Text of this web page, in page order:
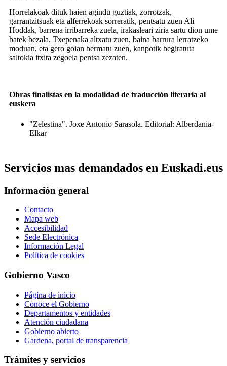
Horrelakoak dituk haien agindu guztiak, zorrotzak,
garrantzitsuak eta alferrekoak sorreratik, pentsatu zuen Ali
Hoddak, barrena irribarreka zuela, irakasleari ziria sartu dion ume
batek bezala. Txepenaka altxatu zuen, baina barrura lerratzeko
moduan, eta gero goian bermatu zuen, kanpotik begiratuta
saltokia itxita zegoela pentsa zezaten.
Obras finalistas en la modalidad de traducción literaria al
euskera
"Zelestina". Joxe Antonio Sarasola. Editorial: Alberdania-
Elkar
Servicios mas demandados en Euskadi.eus
Información general
Contacto
Mapa web
Accesibilidad
Sede Electrónica
Información Legal
Política de cookies
Gobierno Vasco
Página de inicio
Conoce el Gobierno
Departamentos y entidades
Atención ciudadana
Gobierno abierto
Gardena, portal de transparencia
Trámites y servicios